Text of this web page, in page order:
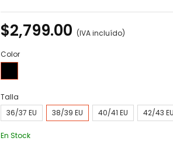
$2,799.00 (IVA incluído)
Color
Talla
36/37 EU
38/39 EU 40/41 EU 42/43 EU
En Stock